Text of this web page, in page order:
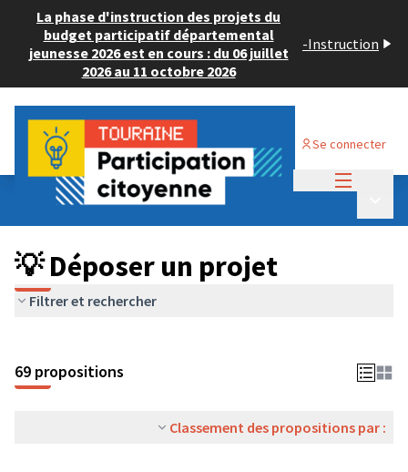
La phase d'instruction des projets du
budget participatif départemental
jeunesse 2026 est en cours : du 06 juillet
2026 au 11 octobre 2026
-Instruction
Se connecter
Budget Participatif ADULTE 2024
💡 Déposer un projet
💡 Déposer un projet
Filtrer et rechercher
69 propositions
Classement des propositions par :